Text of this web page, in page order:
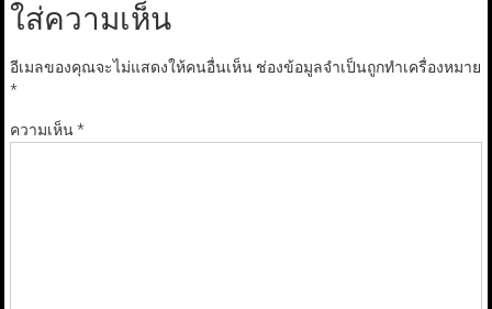
ใส่ความเห็น
อีเมลของคุณจะไม่แสดงให้คนอื่นเห็น ช่องข้อมูลจำเป็นถูกทำเครื่องหมาย
*
ความเห็น*